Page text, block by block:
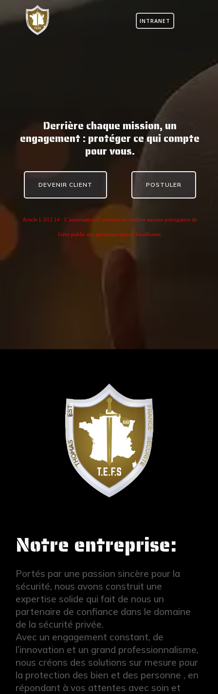
INTRANET
Derrière chaque mission, un
engagement : protéger ce qui compte
pour vous.
DEVENIR CLIENT POSTULER
Article L.612.14 : L’autorisation d’exercice ne confère aucune prérogative de
force public aux personnes qui en bénéficient.
Notre entreprise:
Portés par une passion sincère pour la
sécurité, nous avons construit une
expertise solide qui fait de nous un
partenaire de confiance dans le domaine
de la sécurité privée.
Avec un engagement constant, de
l’innovation et un grand professionnalisme,
nous créons des solutions sur mesure pour
la protection des bien et des personne , en
répondant à vos attentes avec soin et